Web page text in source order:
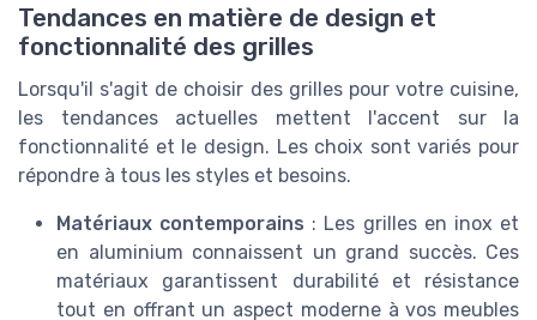
Tendances en matière de design et
fonctionnalité des grilles
Lorsqu'il s'agit de choisir des grilles pour votre cuisine,
les tendances actuelles mettent l'accent sur la
fonctionnalité et le design. Les choix sont variés pour
répondre à tous les styles et besoins.
Matériaux contemporains : Les grilles en inox et
en aluminium connaissent un grand succès. Ces
matériaux garantissent durabilité et résistance
tout en offrant un aspect moderne à vos meubles